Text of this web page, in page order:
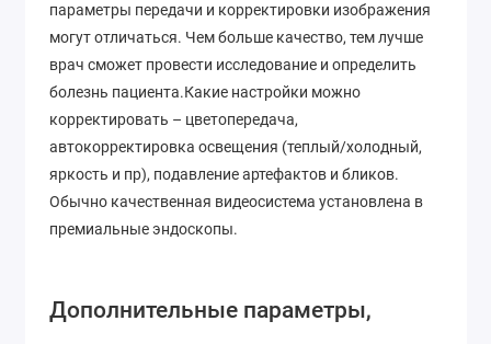
параметры передачи и корректировки изображения
могут отличаться. Чем больше качество, тем лучше
врач сможет провести исследование и определить
болезнь пациента.Какие настройки можно
корректировать – цветопередача,
автокорректировка освещения (теплый/холодный,
яркость и пр), подавление артефактов и бликов.
Обычно качественная видеосистема установлена в
премиальные эндоскопы.
Дополнительные параметры,